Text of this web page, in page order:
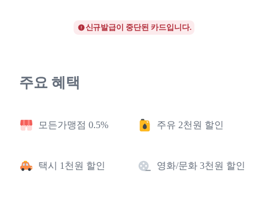
신규발급이 중단된 카드입니다.
주요 혜택
모든가맹점 0.5% 주유 2천원 할인
택시 1천원 할인 영화/문화 3천원 할인